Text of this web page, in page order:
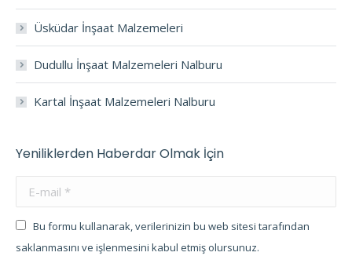
Üsküdar İnşaat Malzemeleri
Dudullu İnşaat Malzemeleri Nalburu
Kartal İnşaat Malzemeleri Nalburu
Yeniliklerden Haberdar Olmak İçin
E-mail *
Bu formu kullanarak, verilerinizin bu web sitesi tarafından
saklanmasını ve işlenmesini kabul etmiş olursunuz.